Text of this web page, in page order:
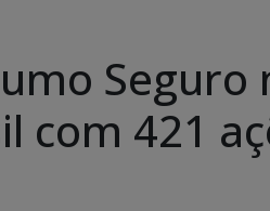
com 421